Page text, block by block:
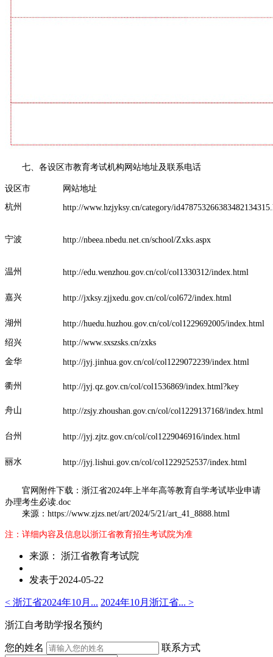
七、各设区市教育考试机构网站地址及联系电话
设区市
网站地址
杭州
http://www.hzjyksy.cn/category/
宁波 http://nbeea.nbedu.net.cn/school/Zxks.aspx
温州 http://edu.wenzhou.gov.cn/col/col1330312/index.html
嘉兴 http://jxksy.zjjxedu.gov.cn/col/col672/index.html
湖州 http://huedu.huzhou.gov.cn/col/col1229692005/index.html
绍兴 http://www.sxszsks.cn/zxks
金华 http://jyj.jinhua.gov.cn/col/col1229072239/index.html
衢州 http://jyj.qz.gov.cn/col/col1536869/index.html?key
舟山 http://zsjy.zhoushan.gov.cn/col/col1229137168/index.html
台州 http://jyj.zjtz.gov.cn/col/col1229046916/index.html
丽水 http://jyj.lishui.gov.cn/col/col1229252537/index.html
官网附件下载：浙江省2024年上半年高等教育自学考试毕业申请
办理考生必读.doc
来源：https://www.zjzs.net/art/2024/5/21/art_41_8888.html
注：详细内容及信息以浙江省教育招生考试院为准
来源： 浙江省教育考试院
发表于2024-05-22
< 浙江省2024年10月... 2024年10月浙江省... >
浙江自考助学报名预约
您的姓名 联系方式